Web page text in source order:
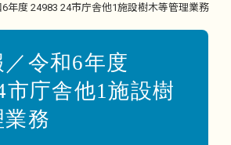
年度 24983 24市庁舎他1施設樹木等管理業務
／令和6年度
市庁舎他1施設樹
務